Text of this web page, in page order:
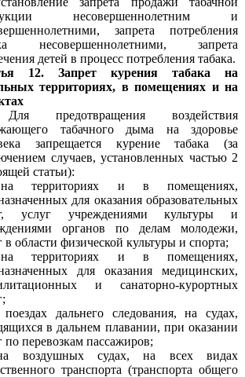
несовершеннолетним и
запрета потребления
несовершеннолетними, запрета
детей в процесс потребления табака.
12. Запрет курения табака на
территориях, в помещениях и на
предотвращения воздействия
табачного дыма на здоровье
запрещается курение табака (за
случаев, установленных частью 2
статьи):
территориях и в помещениях,
для оказания образовательных
услуг учреждениями культуры и
органов по делам молодежи,
в области физической культуры и спорта;
территориях и в помещениях,
для оказания медицинских,
и санаторно-курортных
дальнего следования, на судах,
в дальнем плавании, при оказании
по перевозкам пассажиров;
воздушных судах, на всех видах
транспорта (транспорта общего